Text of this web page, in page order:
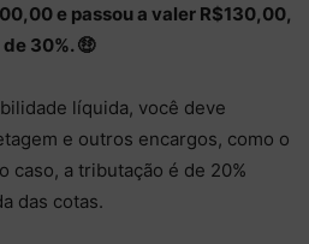
e passou a valer R$130,00,
30%. 🤑
líquida, você deve
e outros encargos, como o
caso, a tributação é de 20%
das cotas.